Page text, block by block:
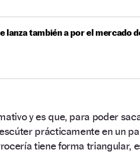
lanza también a por el mercado
y es que, para poder
prácticamente en un
tiene forma triangular,